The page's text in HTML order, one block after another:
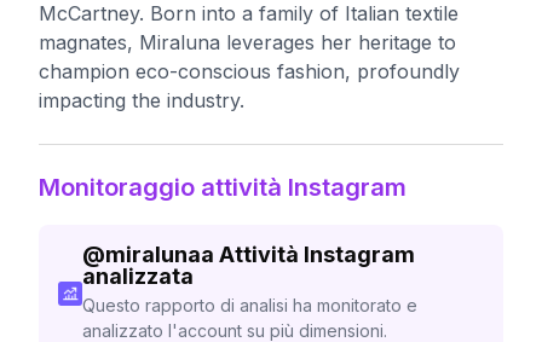
McCartney. Born into a family of Italian textile
magnates, Miraluna leverages her heritage to
champion eco-conscious fashion, profoundly
impacting the industry.
Monitoraggio attività Instagram
@miralunaa Attività Instagram
analizzata
Questo rapporto di analisi ha monitorato e
analizzato l'account su più dimensioni.